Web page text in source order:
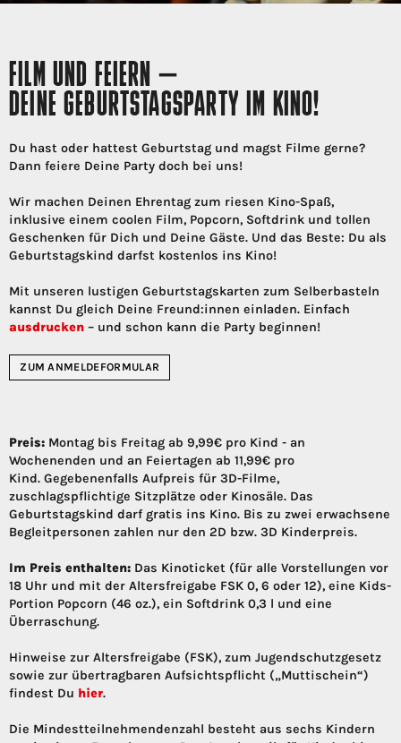
FILM UND FEIERN –
DEINE GEBURTSTAGSPARTY IM KINO!
Du hast oder hattest Geburtstag und magst Filme gerne?
Dann feiere Deine Party doch bei uns!
Wir machen Deinen Ehrentag zum riesen Kino-Spaß,
inklusive einem coolen Film, Popcorn, Softdrink und tollen
Geschenken für Dich und Deine Gäste. Und das Beste: Du als
Geburtstagskind darfst kostenlos ins Kino!
Mit unseren lustigen Geburtstagskarten zum Selberbasteln
kannst Du gleich Deine Freund:innen einladen. Einfach
ausdrucken – und schon kann die Party beginnen!
ZUM ANMELDEFORMULAR
Preis: Montag bis Freitag ab 9,99€ pro Kind - an
Wochenenden und an Feiertagen ab 11,99€ pro
Kind. Gegebenenfalls Aufpreis für 3D-Filme,
zuschlagspflichtige Sitzplätze oder Kinosäle. Das
Geburtstagskind darf gratis ins Kino. Bis zu zwei erwachsene
Begleitpersonen zahlen nur den 2D bzw. 3D Kinderpreis.
Im Preis enthalten: Das Kinoticket (für alle Vorstellungen vor
18 Uhr und mit der Altersfreigabe FSK 0, 6 oder 12), eine Kids-
Portion Popcorn (46 oz.), ein Softdrink 0,3 l und eine
Überraschung.
Hinweise zur Altersfreigabe (FSK), zum Jugendschutzgesetz
sowie zur übertragbaren Aufsichtspflicht („Muttischein“)
findest Du hier.
Die Mindestteilnehmendenzahl besteht aus sechs Kindern